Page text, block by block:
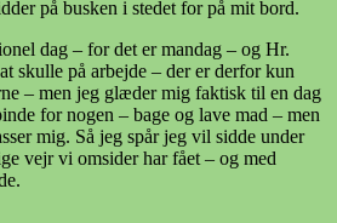
på busken i stedet for på mit bord.
dag – for det er mandag – og Hr.
skulle på arbejde – der er derfor kun
– men jeg glæder mig faktisk til en dag
for nogen – bage og lave mad – men
mig. Så jeg spår jeg vil sidde under
vejr vi omsider har fået – og med